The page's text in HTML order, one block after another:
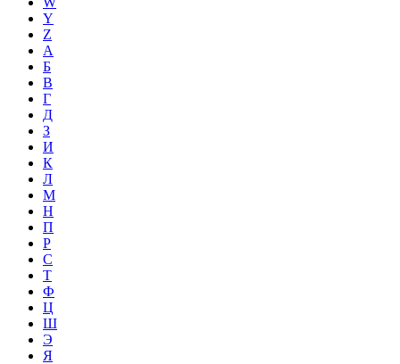
Y
Z
А
Б
В
Г
Д
З
И
К
Л
М
Н
П
Р
С
Т
Ф
Ц
Ш
Э
Я